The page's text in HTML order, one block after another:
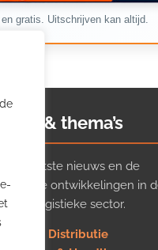
gratis. Uitschrijven kan altijd.
& thema’s
het laatste nieuws en de
ontwikkelingen in
logistieke sector.
& Distributie